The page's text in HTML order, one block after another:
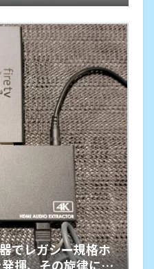
でレガシー規格ホ
揮、その旋律に戦